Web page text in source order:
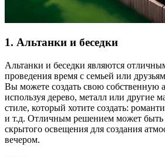
1. Альтанки и беседки
Альтанки и беседки являются
проведения время с семьей или
Вы можете создать свою собственную
используя дерево, металл или другие
стиле, который хотите создать:
и т.д. Отличным решением может быть
скрытого освещения для создания
вечером.